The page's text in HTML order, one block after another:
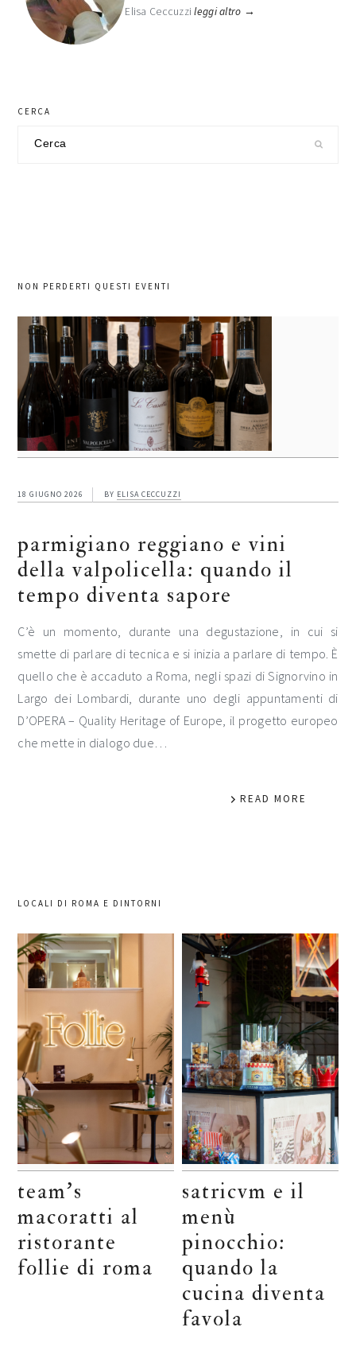
Elisa Ceccuzzileggi altro →
CERCA
NON PERDERTI QUESTI EVENTI
18 GIUGNO 2026 BY ELISA CECCUZZI
parmigiano reggiano e vini
della valpolicella: quando il
tempo diventa sapore
C’è un momento, durante una degustazione, in cui si
smette di parlare di tecnica e si inizia a parlare di tempo. È
quello che è accaduto a Roma, negli spazi di Signorvino in
Largo dei Lombardi, durante uno degli appuntamenti di
D’OPERA – Quality Heritage of Europe, il progetto europeo
che mette in dialogo due…
READ MORE
LOCALI DI ROMA E DINTORNI
team’s
macoratti al
ristorante
follie di roma
satricvm e il
menù
pinocchio:
quando la
cucina diventa
favola